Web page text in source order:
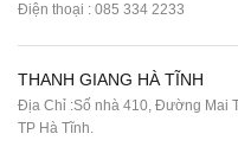
Điện thoại : 085 334 2233
THANH GIANG HÀ TĨNH
Địa Chỉ :Số nhà 410, Đường Mai
TP Hà Tĩnh.